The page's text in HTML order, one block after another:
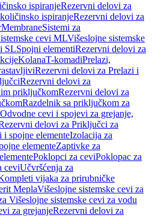
ispiranjeRezervni delovi za
ispiranjeRezervni delovi za
MembraneSistemi za
cevi MLVišeslojne sistemske
SLSpojni elementiRezervni delovi za
KolanaT-komadiPrelazi,
Rezervni delovi za Prelazi i
Rezervni delovi za
priključkomRezervni delovi za
Razdelnik sa priključkom za
Odvodne cevi i spojevi za grejanje,
delovi za Priključci za
i spojne elementeIzolacija za
elementeZaptivke za
Poklopci za ceviPoklopac za
ceviUčvršćenja za
vijaka za prirubničke
MeplaVišeslojne sistemske cevi za
Višeslojne sistemske cevi za vodu
za grejanjeRezervni delovi za